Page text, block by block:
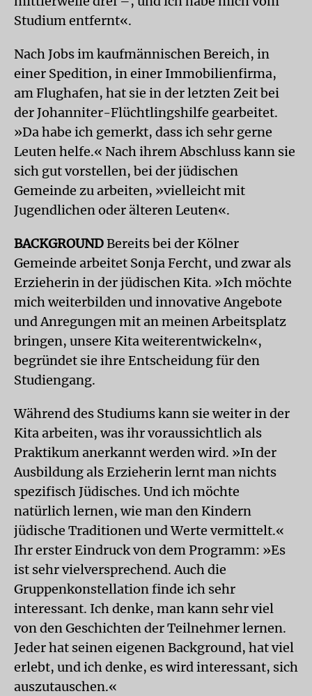
Studium entfernt«.
Nach Jobs im kaufmännischen Bereich, in
einer Spedition, in einer Immobilienfirma,
am Flughafen, hat sie in der letzten Zeit bei
der Johanniter-Flüchtlingshilfe gearbeitet.
»Da habe ich gemerkt, dass ich sehr gerne
Leuten helfe.« Nach ihrem Abschluss kann sie
sich gut vorstellen, bei der jüdischen
Gemeinde zu arbeiten, »vielleicht mit
Jugendlichen oder älteren Leuten«.
BACKGROUNDBereits bei der Kölner
Gemeinde arbeitet Sonja Fercht, und zwar als
Erzieherin in der jüdischen Kita. »Ich möchte
mich weiterbilden und innovative Angebote
und Anregungen mit an meinen Arbeitsplatz
bringen, unsere Kita weiterentwickeln«,
begründet sie ihre Entscheidung für den
Studiengang.
Während des Studiums kann sie weiter in der
Kita arbeiten, was ihr voraussichtlich als
Praktikum anerkannt werden wird. »In der
Ausbildung als Erzieherin lernt man nichts
spezifisch Jüdisches. Und ich möchte
natürlich lernen, wie man den Kindern
jüdische Traditionen und Werte vermittelt.«
Ihr erster Eindruck von dem Programm: »Es
ist sehr vielversprechend. Auch die
Gruppenkonstellation finde ich sehr
interessant. Ich denke, man kann sehr viel
von den Geschichten der Teilnehmer lernen.
Jeder hat seinen eigenen Background, hat viel
erlebt, und ich denke, es wird interessant, sich
auszutauschen.«